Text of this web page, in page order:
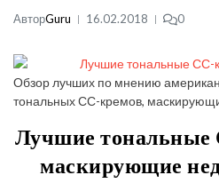
АвторGuru 16.02.2018 0
Обзор лучших по мнению
тональных СС-кремов,
Лучшие
маскирующие